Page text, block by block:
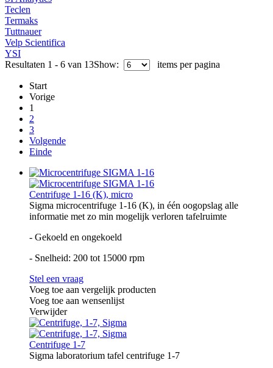
Teclen
Termaks
Tuttnauer
Velp Scientifica
YSI
Resultaten 1 - 6 van 13Show: items per pagina
Start
Vorige
1
2
3
Volgende
Einde
Centrifuge 1-16 (K), micro
Sigma microcentrifuge 1-16 (K), in één oogopslag alle
informatie met zo min mogelijk verloren tafelruimte
- Gekoeld en ongekoeld
- Snelheid: 200 tot 15000 rpm
Stel een vraag
Voeg toe aan vergelijk producten
Voeg toe aan wensenlijst
Verwijder
Centrifuge 1-7
Sigma laboratorium tafel centrifuge 1-7